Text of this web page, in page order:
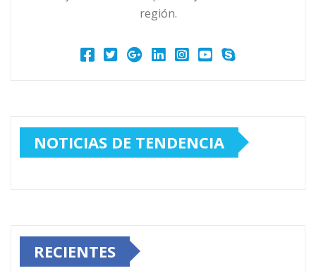
región.
NOTICIAS DE TENDENCIA
RECIENTES